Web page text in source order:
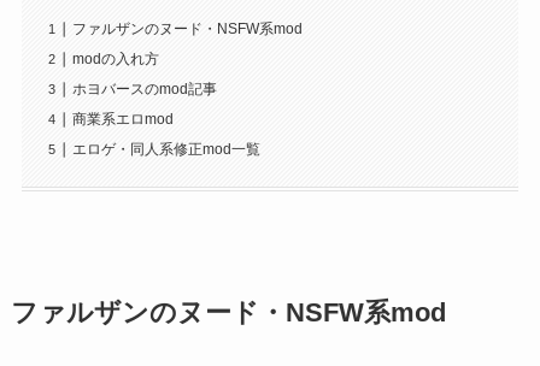
ファルザンのヌード・NSFW系mod
modの入れ方
ホヨバースのmod記事
商業系エロmod
エロゲ・同人系修正mod一覧
ファルザンのヌード・NSFW系mod